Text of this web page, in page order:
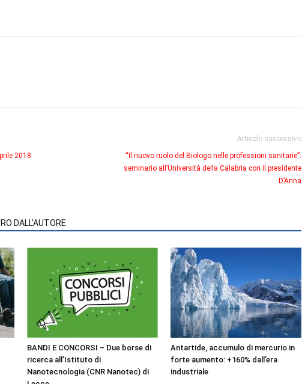
2018
Articolo successivo
“Il nuovo ruolo del Biologo nelle professioni sanitarie”:
seminario all’Università della Calabria con il presidente
D’Anna
DALL'AUTORE
BANDI E CONCORSI – Due borse di
ricerca all’Istituto di
Nanotecnologia (CNR Nanotec) di
Antartide, accumulo di mercurio in
forte aumento: +160% dall’era
industriale